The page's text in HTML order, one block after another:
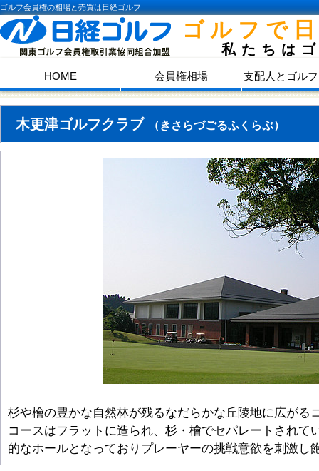
ゴルフ会員権の相場と売買は日経ゴルフ
ゴルフで
私たちは
HOME 会員権相場 支配人とゴル
木更津ゴルフクラブ （きさらづごるふくらぶ）
杉や檜の豊かな自然林が残るなだらかな丘陵地に広がる
コースはフラットに造られ、杉・檜でセパレートされ
的なホールとなっておりプレーヤーの挑戦意欲を刺激し